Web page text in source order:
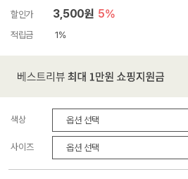
할인가
3,500원 5%
적립금 1%
색상
사이즈